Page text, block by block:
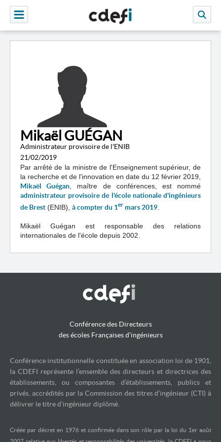
Mikaël GUÉGAN
Administrateur provisoire de l'ENIB
21/02/2019
Par arrêté de la ministre de l'Enseignement supérieur, de
la recherche et de l'innovation en date du 12 février 2019,
Mikaël Guégan , maître de conférences, est nommé
administrateur provisoire de l'école nationale d'ingénieurs
de Brest (ENIB), à compter du 1er mars 2019
Mikaël Guégan est responsable des relations
internationales de l'école depuis 2002.
Conférence des Directeurs
des écoles Françaises d’ingénieurs
Conférence institutionnelle constituée en association loi de 1901,
la CDEFI représente l’ensemble des directeurs et directrices des
établissements, ou composantes d’établissements, publics et
privés, accrédités par la Commission des titres d’ingénieur (CTI) à
délivrer le titre d’ingénieur diplômé.
Créée par décret en 1976 et confirmée dans son rôle par la loi du 1er août